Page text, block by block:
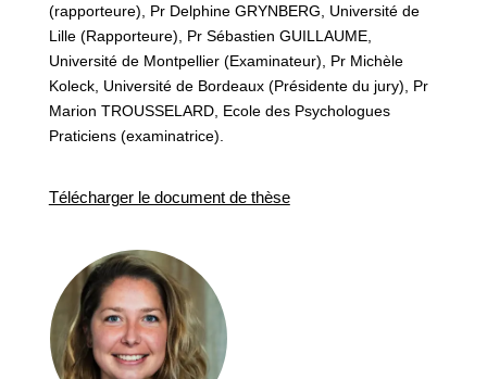
(rapporteure), Pr Delphine GRYNBERG, Université de
Lille (Rapporteure), Pr Sébastien GUILLAUME,
Université de Montpellier (Examinateur), Pr Michèle
Koleck, Université de Bordeaux (Présidente du jury), Pr
Marion TROUSSELARD, Ecole des Psychologues
Praticiens (examinatrice).
Télécharger le document de thèse